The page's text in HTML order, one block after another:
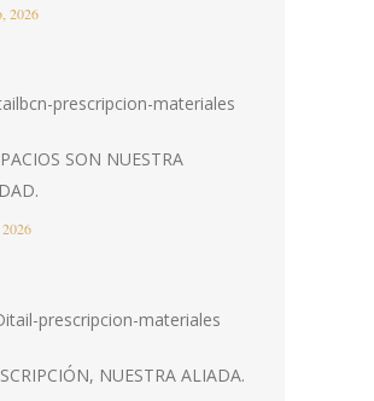
2026
SON NUESTRA
NUESTRA ALIADA.